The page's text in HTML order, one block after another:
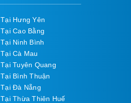
Tại Hưng Yên
Tại Cao Bằng
Tại Ninh Bình
Tại Cà Mau
Tại Tuyên Quang
Tại Bình Thuận
Tại Đà Nẵng
Tại Thừa Thiên Huế